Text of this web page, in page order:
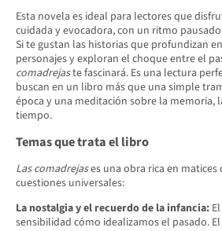
Esta novela es ideal para lectores que
cuidada y evocadora, con un ritmo
Si te gustan las historias que profundizan
personajes y exploran el choque entre el
comadrejaste fascinará. Es una lectura
buscan en un libro más que una simple
época y una meditación sobre la memoria,
tiempo.
Temas que trata el libro
Las comadrejases una obra rica en matices
cuestiones universales:
La nostalgia y el recuerdo de la infancia:
sensibilidad cómo idealizamos el pasado.